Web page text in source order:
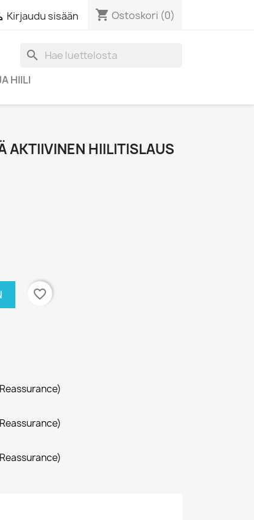
Kirjaudu sisään shopping_cart Ostoskori (0)
search
HIILI
AKTIIVINEN HIILITISLAUS
favorite_border